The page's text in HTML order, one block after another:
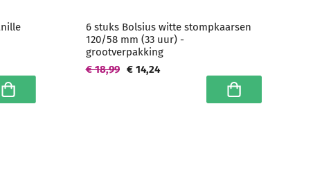
In winkelwagen
6 stuks Bolsius witte stompkaarsen
120/58 mm (33 uur) -
grootverpakking
€ 14,24
€ 18,99
In winkelwagen